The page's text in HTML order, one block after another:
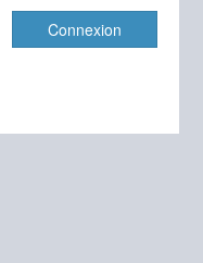
Connexion